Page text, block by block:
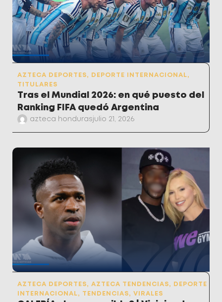
AZTECA DEPORTES, DEPORTE INTERNACIONAL,
TITULARES
Tras el Mundial 2026: en qué puesto del
Ranking FIFA quedó Argentina
azteca hondurasjulio 21, 2026
AZTECA DEPORTES, AZTECA TENDENCIAS,
DEPORTE
INTERNACIONAL, TENDENCIAS, VIRALES